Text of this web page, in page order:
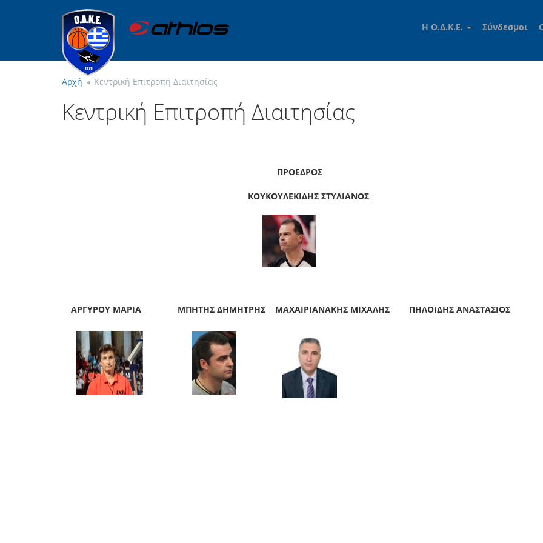
Η Ο.Δ.Κ.Ε. Σύνδεσμοι
Αρχή Κεντρική Επιτροπή Διαιτησίας
Κεντρική Επιτροπή Διαιτησίας
ΠΡΟΕΔΡΟΣ
ΚΟΥΚΟΥΛΕΚΙΔΗΣ ΣΤΥΛΙΑΝΟΣ
ΑΡΓΥΡΟΥ ΜΑΡΙΑ ΜΠΗΤΗΣ ΔΗΜΗΤΡΗΣ ΜΑΧΑΙΡΙΑΝΑΚΗΣ ΜΙΧΑΛΗΣ ΠΗΛΟΙΔΗΣ ΑΝΑΣΤΑΣΙΟΣ